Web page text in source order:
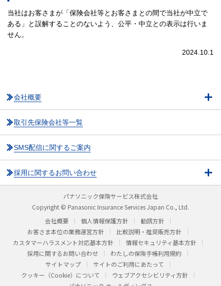
当社はお客さまが「保険会社等とお客さまとの間で当社が中立で
ある」と誤解することのないよう、公平・中立との表示は行いま
せん。
2024.10.1
会社概要
取引先保険会社等一覧
SMS配信に関するご案内
採用に関するお問い合わせ
パナソニック保険サービス株式会社
Copyright © Panasonic Insurance Services Japan Co., Ltd.
会社概要
個人情報保護方針
勧誘方針
お客さま本位の業務運営方針
比較説明・推奨販売方針
カスタマーハラスメント対応基本方針
情報セキュリティ基本方針
採用に関するお問い合わせ
わたしの保険手帳利用規約
サイトマップ
サイトのご利用にあたって
クッキー（Cookie）について
ウェブアクセシビリティ方針